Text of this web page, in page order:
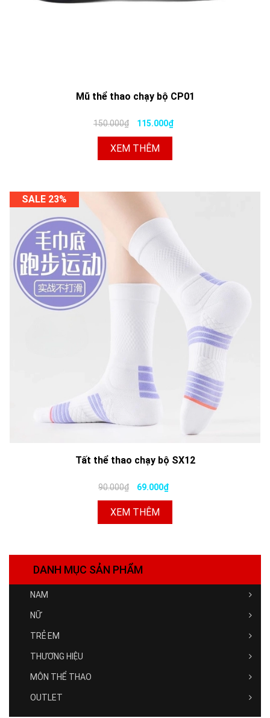
Mũ thể thao chạy bộ CP01
150.000₫ 115.000₫
XEM THÊM
SALE 23%
Tất thể thao chạy bộ SX12
90.000₫ 69.000₫
XEM THÊM
DANH MỤC SẢN PHẨM
NAM
NỮ
TRẺ EM
THƯƠNG HIỆU
MÔN THỂ THAO
OUTLET